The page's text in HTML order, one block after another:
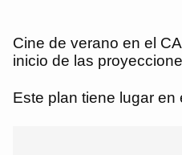
Cine de verano en el
inicio de las
Este plan tiene lugar